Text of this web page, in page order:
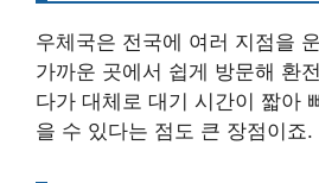
우체국은 전국에 여러 지점을
가까운 곳에서 쉽게 방문해 환
다가 대체로 대기 시간이 짧아
을 수 있다는 점도 큰 장점이죠.